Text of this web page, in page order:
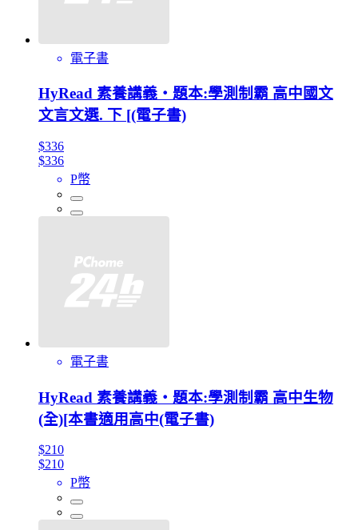
電子書
HyRead 素養講義‧題本:學測制霸 高中國文
文言文選. 下 [(電子書)
$336
$336
P幣
電子書
HyRead 素養講義‧題本:學測制霸 高中生物
(全)[本書適用高中(電子書)
$210
$210
P幣